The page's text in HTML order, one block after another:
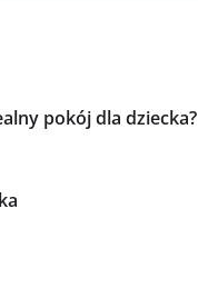
pokój dla dziecka?